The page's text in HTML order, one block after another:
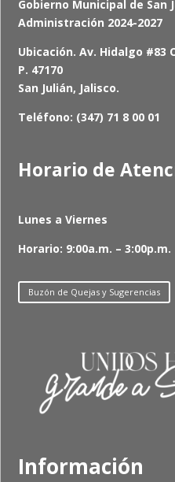
Gobierno Municipal de San
Administración 2024-2027
Ubicación. Av. Hidalgo
P. 47170
San Julián, Jalisco.
Teléfono: (347) 71 8 00 01
Horario de
Lunes a Viernes
Horario: 9:00a.m. – 3:00p.m.
Buzón de Quejas y Sugerencias
Información